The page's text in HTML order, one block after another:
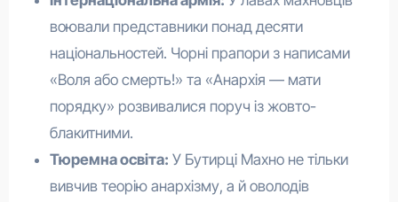
воювали представники понад десяти
національностей. Чорні прапори з написами
«Воля або смерть!» та «Анархія — мати
порядку» розвивалися поруч із жовто-
блакитними.
Тюремна освіта: У Бутирці Махно не тільки
вивчив теорію анархізму, а й оволодів